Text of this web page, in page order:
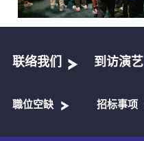
联络我们 到访演艺
職位空缺 招标事项